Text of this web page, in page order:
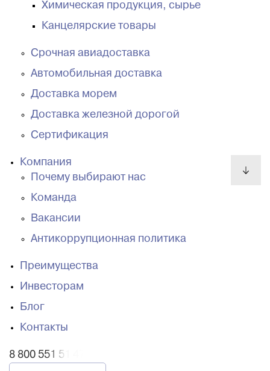
Химическая продукция, сырье
Канцелярские товары
Срочная авиадоставка
Автомобильная доставка
Доставка морем
Доставка железной дорогой
Сертификация
Компания
Почему выбирают нас
Команда
Вакансии
Антикоррупционная политика
Преимущества
Инвесторам
Блог
Контакты
8 800 551 51 47